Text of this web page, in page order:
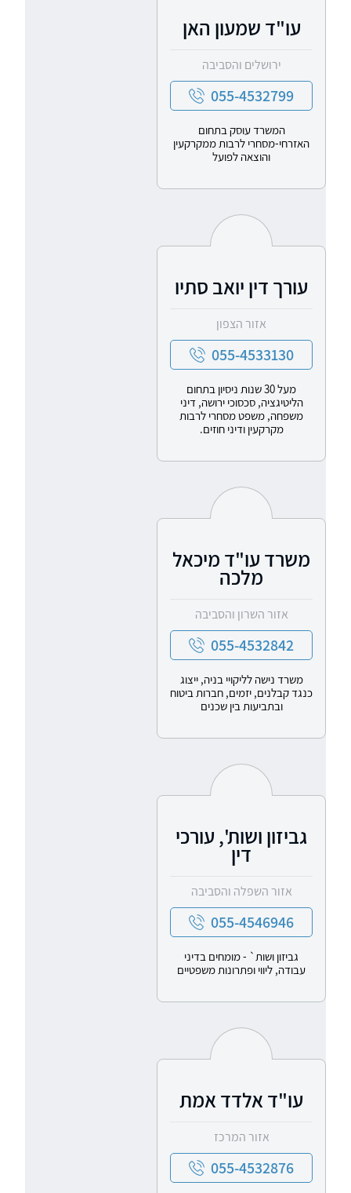
עו"ד שמעון האן
ירושלים והסביבה
055-4532799
המשרד עוסק בתחום
האזרחי-מסחרי לרבות ממקרקעין
והוצאה לפועל
עורך דין יואב סתיו
אזור הצפון
055-4533130
מעל 30 שנות ניסיון בתחום
הליטיגציה, סכסוכי ירושה, דיני
משפחה, משפט מסחרי לרבות
מקרקעין ודיני חוזים.
משרד עו"ד מיכאל
מלכה
אזור השרון והסביבה
055-4532842
משרד נישה לליקויי בניה, ייצוג
כנגד קבלנים, יזמים, חברות ביטוח
ובתביעות בין שכנים
גביזון ושות', עורכי
דין
אזור השפלה והסביבה
055-4546946
גביזון ושות` - מומחים בדיני
עבודה, ליווי ופתרונות משפטיים
עו"ד אלדד אמת
אזור המרכז
055-4532876